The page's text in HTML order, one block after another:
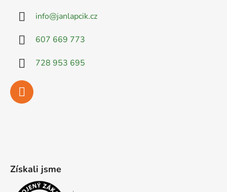
info@janlapcik.cz
607 669 773
728 953 695
Získali jsme